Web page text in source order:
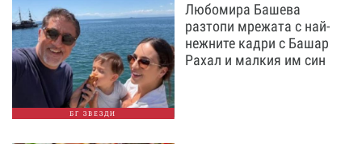
БГ ЗВЕЗДИ
Любомира Башева
разтопи мрежата с най-
нежните кадри с Башар
Рахал и малкия им син